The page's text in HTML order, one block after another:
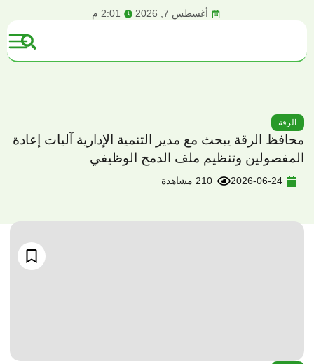
أغسطس 7, 2026 2:01 م
الرقة
محافظ الرقة يبحث مع مدير التنمية الإدارية آليات إعادة
المفصولين وتنظيم ملف الدمج الوظيفي
2026-06-24 210 مشاهدة